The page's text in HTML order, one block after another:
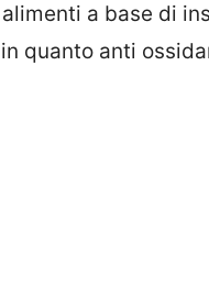
a base di
quanto anti